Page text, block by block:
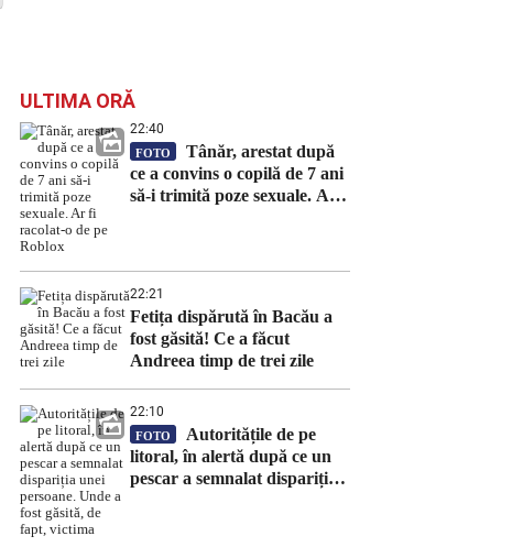
ULTIMA ORĂ
22:40
FOTO
Tânăr, arestat după
ce a convins o copilă de 7 ani
să-i trimită poze sexuale. Ar
22:21
Fetița dispărută în Bacău a
fost găsită! Ce a făcut
Andreea timp de trei zile
22:10
FOTO
Autoritățile de pe
litoral, în alertă după ce un
pescar a semnalat dispariția